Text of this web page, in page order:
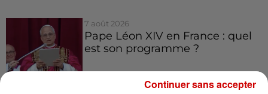
7 août 2026
Pape Léon XIV en France : quel
est son programme ?
Continuer sans accepter